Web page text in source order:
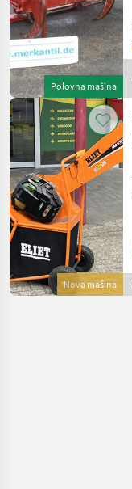
Polovna mašina
Nova mašina